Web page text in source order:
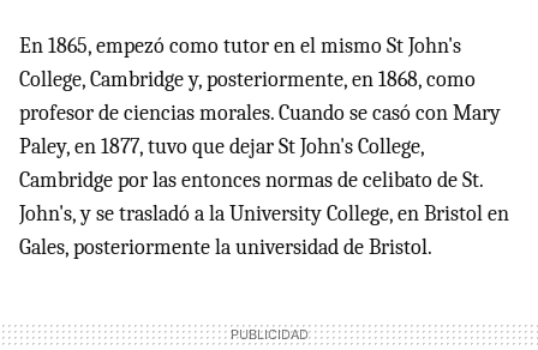
En 1865, empezó como tutor en el mismo St John's
College, Cambridge y, posteriormente, en 1868, como
profesor de ciencias morales. Cuando se casó con Mary
Paley, en 1877, tuvo que dejar St John's College,
Cambridge por las entonces normas de celibato de St.
John's, y se trasladó a la University College, en Bristol en
Gales, posteriormente la universidad de Bristol.